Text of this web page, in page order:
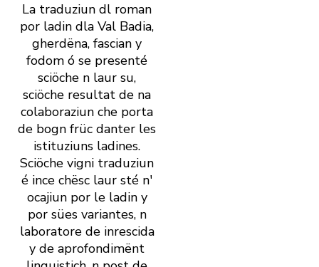
La traduziun dl roman
por ladin dla Val Badia,
gherdëna, fascian y
fodom ó se presenté
sciöche n laur su,
sciöche resultat de na
colaboraziun che porta
de bogn früc danter les
istituziuns ladines.
Sciöche vigni traduziun
é ince chësc laur sté n'
ocajiun por le ladin y
por sües variantes, n
laboratore de inrescida
y de aprofondimënt